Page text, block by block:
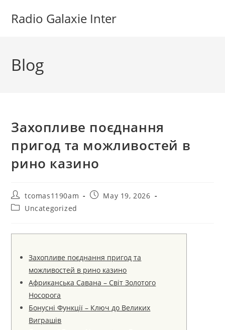
Radio Galaxie Inter
Blog
Захопливе поєднання
пригод та можливостей в
рино казино
Post
author:
tcomas1190am
PostMay 19, 2026
PostUncategorized
Захопливе поєднання пригод та
можливостей в рино казино
Африканська Савана – Світ Золотого
Носорога
Бонусні Функції – Ключ до Великих
Виграшів